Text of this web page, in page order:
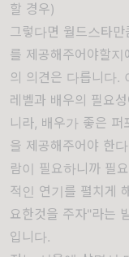
할 경우)
그렇다면 월드스타
를 제공해주어야할
의 의견은 다릅니다.
레벨과 배우의 필요
니라, 배우가 좋은
을 제공해주어야 한
람이 필요하니까 필
적인 연기를 펼치게
요한것을 주자"라는
입니다.